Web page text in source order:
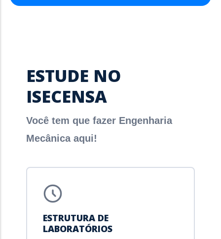
ESTUDE NO
ISECENSA
Você tem que fazer Engenharia
Mecânica aqui!
ESTRUTURA DE
LABORATÓRIOS